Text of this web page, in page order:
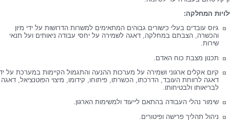
המחלקה:
גיוס עובדים בעלי כישורים גבוהים המתאימים למשרות הדרושות על ידי מיון
והכשרה, הצבתם במחלקה, דאגה לשמירה על יחסי עבודה ניאותים ועל תנאי
שירות.
תכנון מצבת כוח האדם.
קיום אקלים ארגוני ושמירה על מערכות ההנעה והתגמול הקיימות במערכת על
דאגה לרווחת העובד, הדרכתו, הכשרתו, פיתוחו, קידומו, מיצוי הפוטנציאל, דאגה
לבריאותו ולבטיחותו.
שימור נהלי העבודה בהתאם לייעוד ולמשימות הארגון.
ניהול תהליך פרישה ופיטורים.